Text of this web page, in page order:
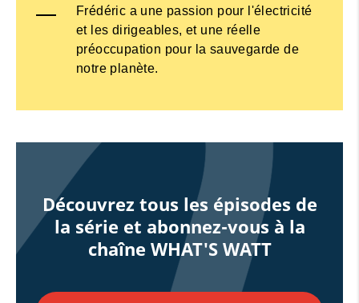
Frédéric a une passion pour l'électricité
et les dirigeables, et une réelle
préoccupation pour la sauvegarde de
notre planète.
Découvrez tous les épisodes de
la série et abonnez-vous à la
chaîne WHAT'S WATT